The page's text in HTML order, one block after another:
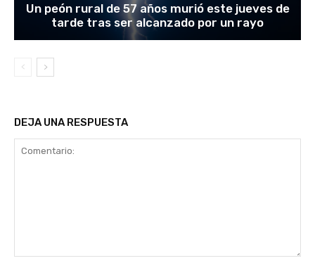
Un peón rural de 57 años murió este jueves de
tarde tras ser alcanzado por un rayo
DEJA UNA RESPUESTA